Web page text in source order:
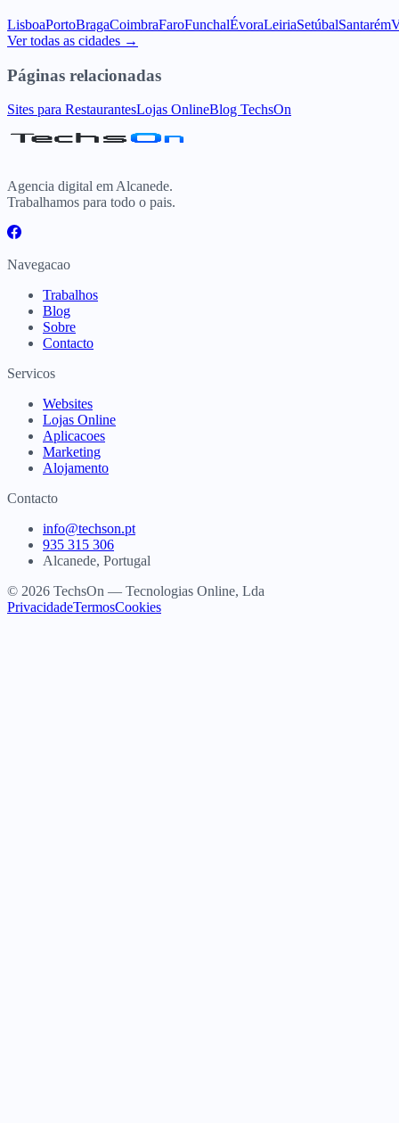
LisboaPortoBragaCoimbraFaroFunchalÉvoraLeiriaSetúbalSantarém
Ver todas as cidades →
Páginas relacionadas
Sites para RestaurantesLojas OnlineBlog TechsOn
Agencia digital em Alcanede.
Trabalhamos para todo o pais.
Navegacao
Trabalhos
Blog
Sobre
Contacto
Servicos
Websites
Lojas Online
Aplicacoes
Marketing
Alojamento
Contacto
info@techson.pt
935 315 306
Alcanede, Portugal
© 2026 TechsOn — Tecnologias Online, Lda
PrivacidadeTermosCookies